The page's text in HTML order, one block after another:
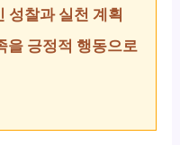
성찰과 실천 계획
을 긍정적 행동으로